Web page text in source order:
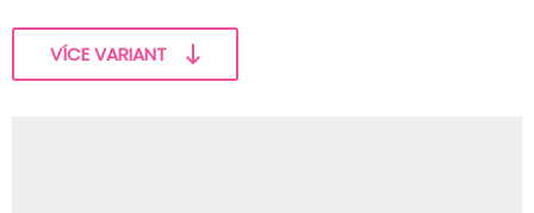
VÍCE VARIANT